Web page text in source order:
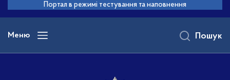
основного
вмісту
Портал в режимі тестування та наповнення
Меню Пошук